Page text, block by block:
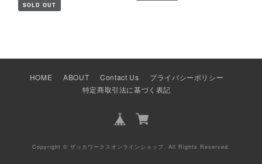
SOLD OUT
HOME ABOUT Contact Us
プライバシーポリシー
特定商取引法に基づく表記
Copyright © ザッカワークスオンラインショップ. All Rights Reserved.